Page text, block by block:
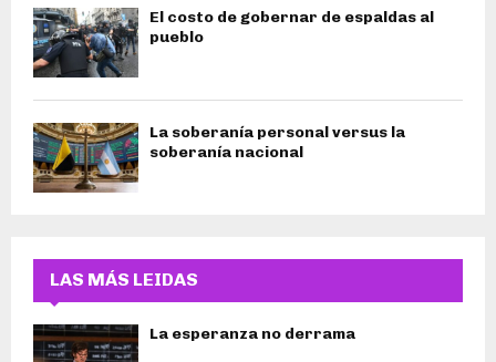
El costo de gobernar de espaldas al
pueblo
La soberanía personal versus la
soberanía nacional
LAS MÁS LEIDAS
La esperanza no derrama